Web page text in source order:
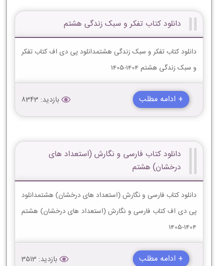
دانلود کتاب تفکر و سبک زندگی هشتم
دانلود کتاب تفکر و سبک زندگی هشتمدانلود پی دی اف کتاب تفکر
و سبک زندگی هشتم 1404-1405
+ ادامه مطلب بازدید: 8343
دانلود کتاب فارسی و نگارش (استعداد های
درخشان) هشتم
دانلود کتاب فارسی و نگارش (استعداد های درخشان) هشتمدانلود
پی دی اف کتاب فارسی و نگارش (استعداد های درخشان) هشتم
1404-1405
+ ادامه مطلب بازدید: 3513